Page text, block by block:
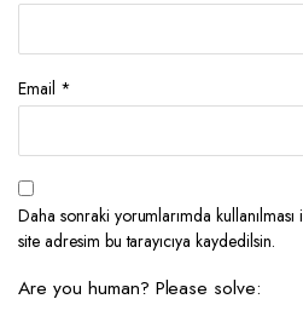
Email *
Daha sonraki yorumlarımda
site adresim bu tarayıcıya kaydedilsin.
Are you human? Please solve: